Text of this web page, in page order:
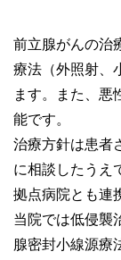
前立腺がんの治
療法（外照射、
ます。また、悪
能です。
治療方針は患者
に相談したうえ
拠点病院とも連
当院では低侵襲
腺密封小線源療